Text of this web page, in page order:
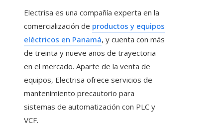
Electrisa es una compañía experta en la
comercialización de productos y equipos
eléctricos en Panamá, y cuenta con más
de treinta y nueve años de trayectoria
en el mercado. Aparte de la venta de
equipos, Electrisa ofrece servicios de
mantenimiento precautorio para
sistemas de automatización con PLC y
VCF.